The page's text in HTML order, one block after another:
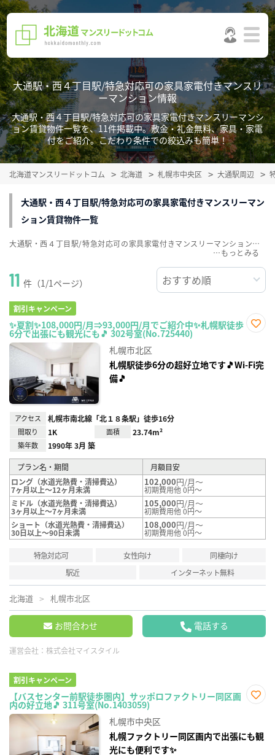
大通駅・西４丁目駅/特急対応可の家具家電付きマンスリ
ーマンション情報
大通駅・西４丁目駅/特急対応可の家具家電付きマンスリーマンシ
ョン賃貸物件一覧を、11件掲載中。敷金・礼金無料、家具・家電
付をご紹介。こだわり条件での絞込みも簡単！
北海道マンスリードットコム 北海道 札幌市中央区 大通駅周辺
大通駅・西４丁目駅/特急対応可の家具家電付きマンスリーマン
ション賃貸物件一覧
11 件（1/1ページ）
割引キャンペーン
✨夏割✨108,000円/月⇒93,000円/月でご紹介中✨札幌駅徒歩
6分で出張にも観光にも🎵 302号室(No.725440)
録
札幌市北区
札幌駅徒歩6分の超好立地です🎵Wi-Fi完
備🎵
アクセス 札幌市南北線「北１８条駅」徒歩16分
間取り 1K 面積 23.74m²
築年数 1990年 3月 築
プラン名・期間
月額目安
ロング（水道光熱費・清掃費込）
7ヶ月以上～12ヶ月未満
102,000円/月～
初期費用他 0円～
ミドル（水道光熱費・清掃費込）
3ヶ月以上～7ヶ月未満
105,000円/月～
初期費用他 0円～
ショート（水道光熱費・清掃費込）
30日以上～90日未満
108,000円/月～
初期費用他 0円～
特急対応可 女性向け
同棲向け
駅近
インターネット無料
北海道 札幌市北区
お問合わせ 電話する
運営会社： 株式会社マイスタイル
割引キャンペーン
【バスセンター前駅徒歩圏内】サッポロファクトリー同区画
内の好立地🎵 311号室(No.1403059)
録
札幌市中央区
札幌ファクトリー同区画内で出張にも観
光にも便利です✨
大通駅・西４丁目駅/特急対応可の家具家電付きマンスリーマンション賃貸物件一覧を、11件掲載中。敷金・礼金無料、家具・家電付をご紹介。こだわり条件での絞込みも簡単！
…